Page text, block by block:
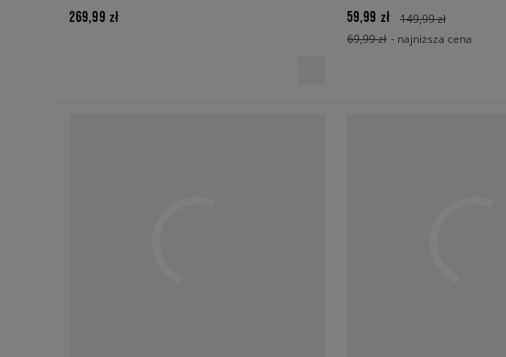
269,99 zł 59,99 zł
149,99 zł
69,99 zł - najniższa cena